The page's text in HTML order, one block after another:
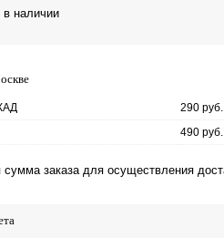
в наличии
290 руб.
490
заказа для осуществления